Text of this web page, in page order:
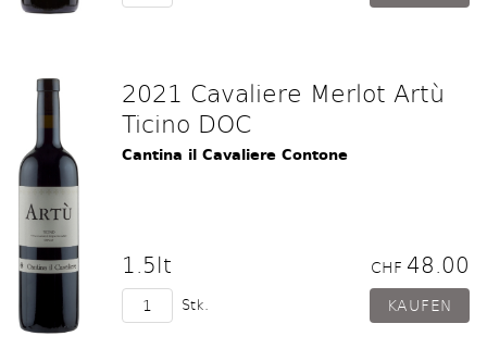
2021 Cavaliere Merlot Artù
Ticino DOC
Cantina il Cavaliere Contone
1.5lt CHF 48.00
Stk.